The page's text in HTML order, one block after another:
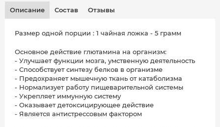
Описание Состав Отзывы
Размер одной порции : 1 чайная ложка - 5 грамм
Основное действие глютамина на организм:
- Улучшает функции мозга, умственную деятельность
- Способствует синтезу белков в организме
- Предохраняет мышечную ткань от катаболизма
- Нормализует работу пищеварительной системы
- Укрепляет иммунную систему
- Оказывает детоксицирующее действие
- Является антистрессовым фактором